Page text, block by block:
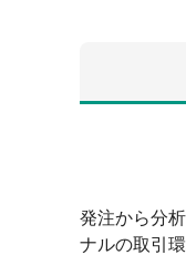
発注から分
ナルの取引